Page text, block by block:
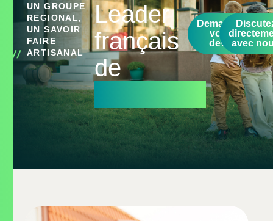
UN GROUPE
REGIONAL,
UN SAVOIR
FAIRE
ARTISANAL
Leader
français
de
l'isolation
Demandez
votre
devisavec